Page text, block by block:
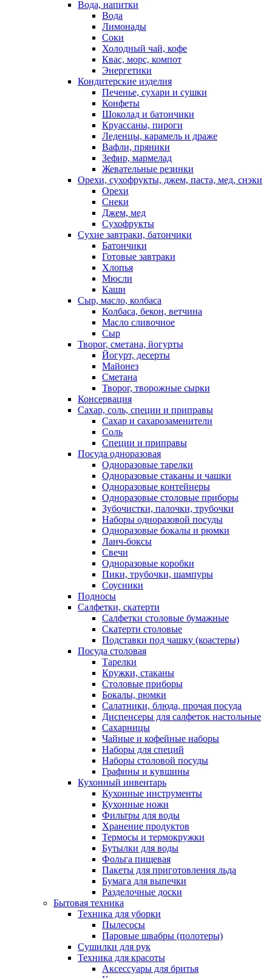
Вода, напитки
Вода
Лимонады
Соки
Холодный чай, кофе
Квас, морс, компот
Энергетики
Кондитерские изделия
Печенье, сухари и сушки
Конфеты
Шоколад и батончики
Круассаны, пироги
Леденцы, карамель и драже
Вафли, пряники
Зефир, мармелад
Жевательные резинки
Орехи, сухофрукты, джем, паста, мед, снэки
Орехи
Снеки
Джем, мед
Сухофрукты
Сухие завтраки, батончики
Батончики
Готовые завтраки
Хлопья
Мюсли
Каши
Сыр, масло, колбаса
Колбаса, бекон, ветчина
Масло сливочное
Сыр
Творог, сметана, йогурты
Йогурт, десерты
Майонез
Сметана
Творог, творожные сырки
Консервация
Сахар, соль, специи и приправы
Сахар и сахарозаменители
Соль
Специи и приправы
Посуда одноразовая
Одноразовые тарелки
Одноразовые стаканы и чашки
Одноразовые контейнеры
Одноразовые столовые приборы
Зубочистки, палочки, трубочки
Наборы одноразовой посуды
Одноразовые бокалы и рюмки
Ланч-боксы
Свечи
Одноразовые коробки
Пики, трубочки, шампуры
Соусники
Подносы
Салфетки, скатерти
Салфетки столовые бумажные
Скатерти столовые
Подставки под чашку (коастеры)
Посуда столовая
Тарелки
Кружки, стаканы
Столовые приборы
Бокалы, рюмки
Салатники, блюда, прочая посуда
Диспенсеры для салфеток настольные
Сахарницы
Чайные и кофейные наборы
Наборы для специй
Наборы столовой посуды
Графины и кувшины
Кухонный инвентарь
Кухонные инструменты
Кухонные ножи
Фильтры для воды
Хранение продуктов
Термосы и термокружки
Бутылки для воды
Фольга пищевая
Пакеты для приготовления льда
Бумага для выпечки
Разделочные доски
Бытовая техника
Техника для уборки
Пылесосы
Паровые швабры (полотеры)
Сушилки для рук
Техника для красоты
Аксессуары для бритья